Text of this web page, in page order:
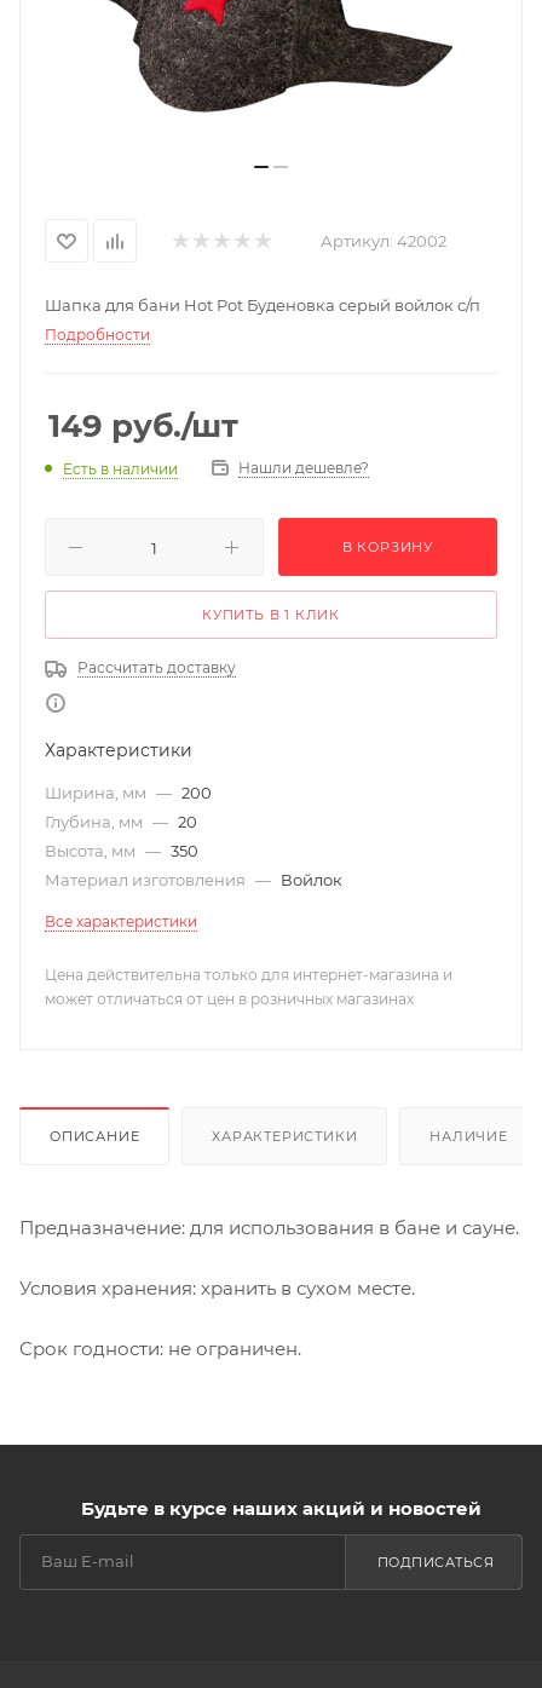
Артикул: 42002
Шапка для бани Hot Pot Буденовка серый войлок с/п
Подробности
149 руб./шт
Есть в наличии Нашли дешевле?
В КОРЗИНУ
КУПИТЬ В 1 КЛИК
Рассчитать доставку
Характеристики
Ширина, мм — 200
Глубина, мм — 20
Высота, мм — 350
Материал изготовления — Войлок
Все характеристики
Цена действительна только для интернет-магазина и
может отличаться от цен в розничных магазинах
ОПИСАНИЕ ХАРАКТЕРИСТИКИ НАЛИЧИЕ
Предназначение: для использования в бане и сауне.
Условия хранения: хранить в сухом месте.
Срок годности: не ограничен.
Будьте в курсе наших акций и новостей
ПОДПИСАТЬСЯ